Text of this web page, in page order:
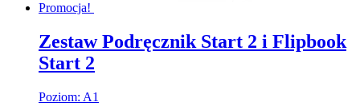
Promocja!
Zestaw Podręcznik Start 2 i Flipbook
Start 2
Poziom: A1